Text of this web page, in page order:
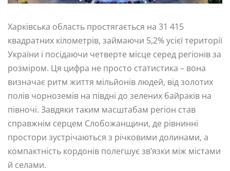
Харківська область простягається на 31 415
квадратних кілометрів, займаючи 5,2% усієї території
України і посідаючи четверте місце серед регіонів за
розміром. Ця цифра не просто статистика – вона
визначає ритм життя мільйонів людей, від золотих
полів чорноземів на півдні до зелених байраків на
півночі. Завдяки таким масштабам регіон став
справжнім серцем Слобожанщини, де рівнинні
простори зустрічаються з річковими долинами, а
компактність кордонів полегшує зв’язки між містами
й селами.